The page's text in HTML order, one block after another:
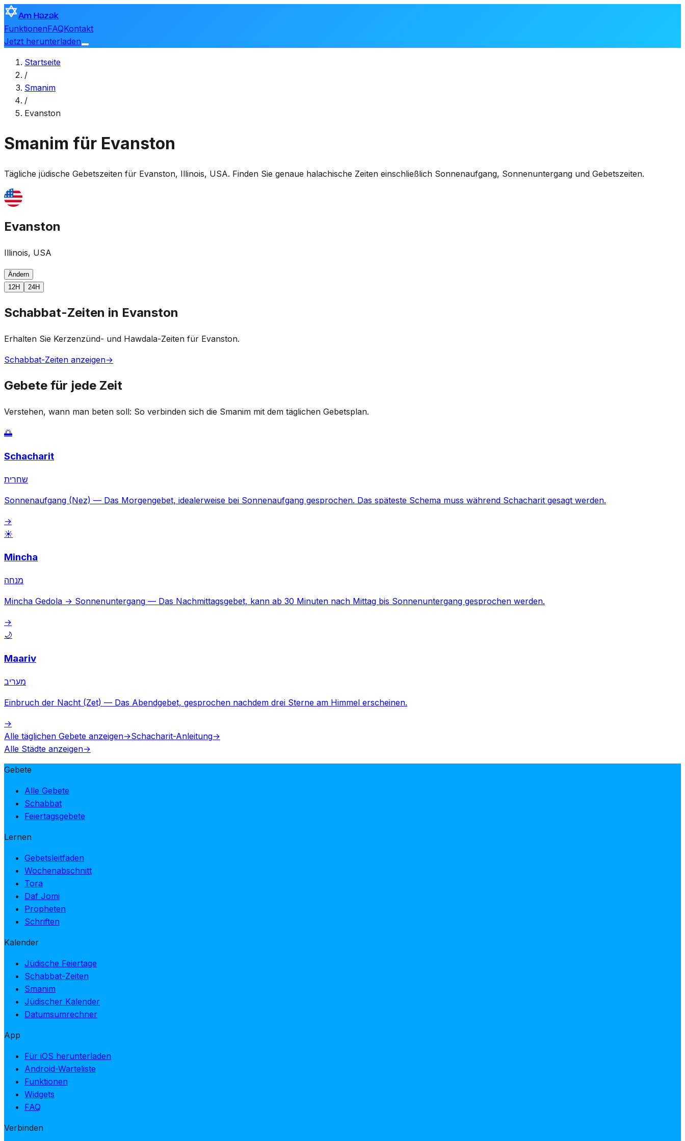
Am Hazak
FunktionenFAQKontakt
Jetzt herunterladen
Startseite
/
Smanim
/
Evanston
Smanim für Evanston
Tägliche jüdische Gebetszeiten für Evanston, Illinois, USA. Finden Sie genaue halachische Zeiten einschließlich Sonnenaufgang, Sonnenuntergang und Gebetszeiten.
Evanston
Illinois, USA
Ändern
12H
24H
Schabbat-Zeiten in Evanston
Erhalten Sie Kerzenzünd- und Hawdala-Zeiten für Evanston.
Schabbat-Zeiten anzeigen→
Gebete für jede Zeit
Verstehen, wann man beten soll: So verbinden sich die Smanim mit dem täglichen Gebetsplan.
🌅
Schacharit
שחרית
Sonnenaufgang (Nez) — Das Morgengebet, idealerweise bei Sonnenaufgang gesprochen. Das späteste Schema muss während Schacharit gesagt werden.
→
☀️
Mincha
מנחה
Mincha Gedola → Sonnenuntergang — Das Nachmittagsgebet, kann ab 30 Minuten nach Mittag bis Sonnenuntergang gesprochen werden.
→
🌙
Maariv
מעריב
Einbruch der Nacht (Zet) — Das Abendgebet, gesprochen nachdem drei Sterne am Himmel erscheinen.
→
Alle täglichen Gebete anzeigen→Schacharit-Anleitung→
Alle Städte anzeigen→
Gebete
Alle Gebete
Schabbat
Feiertagsgebete
Lernen
Gebetsleitfäden
Wochenabschnitt
Tora
Daf Jomi
Propheten
Schriften
Kalender
Jüdische Feiertage
Schabbat-Zeiten
Smanim
Jüdischer Kalender
Datumsumrechner
App
Für iOS herunterladen
Android-Warteliste
Funktionen
Widgets
FAQ
Verbinden